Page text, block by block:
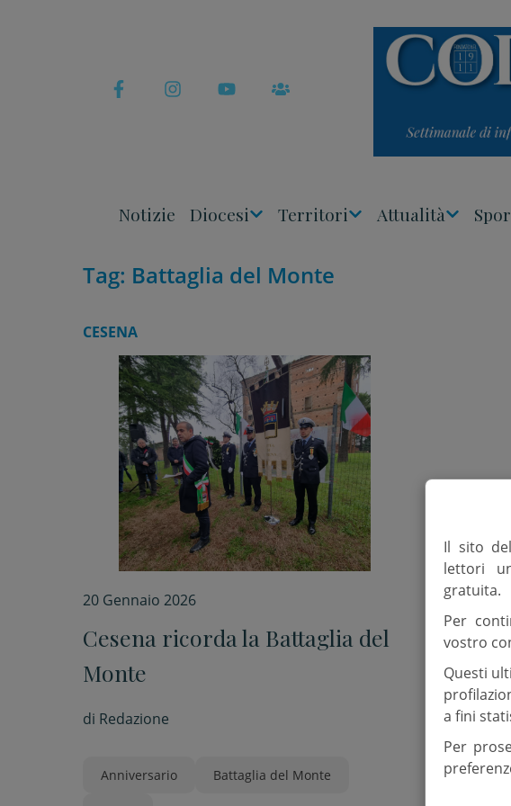
Notizie Diocesi Territori Attualità
Tag: Battaglia del Monte
CESENA
20 Gennaio 2026
Cesena ricorda la Battaglia del
Monte
di Redazione
Anniversario Battaglia del Monte
Il sito
lettori
gratuita.
Per
vostro
Questi
a fini
Per